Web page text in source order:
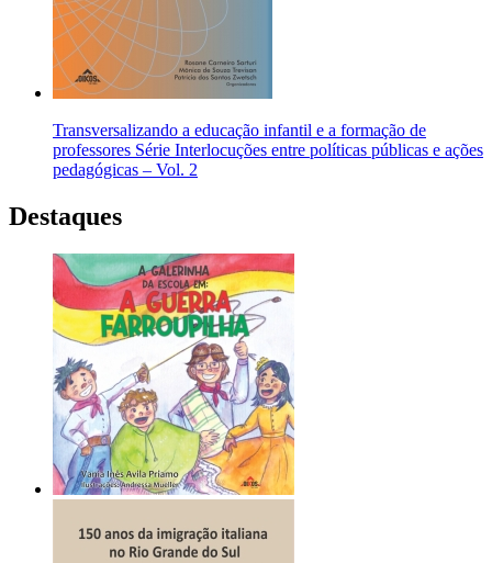
Transversalizando a educação infantil e a formação de
professores Série Interlocuções entre políticas públicas e ações
pedagógicas – Vol. 2
Destaques